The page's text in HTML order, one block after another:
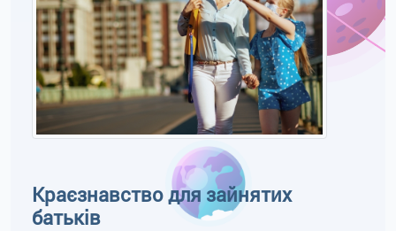
Краєзнавство для зайнятих
батьків